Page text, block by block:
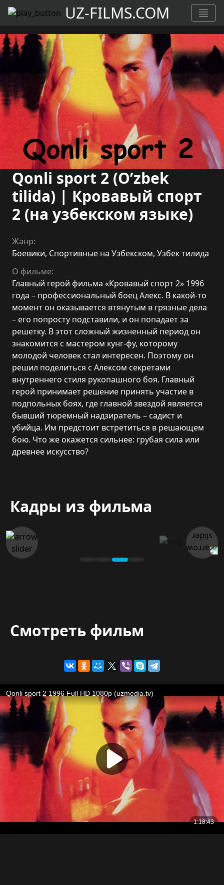
UZ-FILMS.COM
Qonli sport 2 (O’zbek
tilida) | Кровавый спорт
2 (на узбекском языке)
Жанр:
Боевики, Спортивные на Узбекском, Узбек тилида
О фильме:
Главный герой фильма «Кровавый спорт 2» 1996
года – профессиональный боец Алекс. В какой-то
момент он оказывается втянутым в грязные дела
– его попросту подставили, и он попадает за
решетку. В этот сложный жизненный период он
знакомится с мастером кунг-фу, которому
молодой человек стал интересен. Поэтому он
решил поделиться с Алексом секретами
внутреннего стиля рукопашного боя. Главный
герой принимает решение принять участие в
подпольных боях, где главной звездой является
бывший тюремный надзиратель – садист и
убийца. Им предстоит встретиться в решающем
бою. Что же окажется сильнее: грубая сила или
древнее искусство?
Кадры из фильма
Смотреть фильм